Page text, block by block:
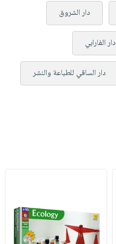
دار الشروق
دار الفارابي
دار الساقي للطباعة والنشر